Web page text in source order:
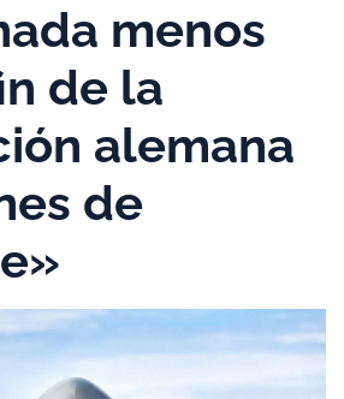
menos
de la
alemana
de